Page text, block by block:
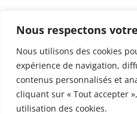
Nous respectons
Nous utilisons des cookies
expérience de navigation,
contenus personnalisés et
cliquant sur « Tout accepter
utilisation des cookies.
https://
Conclusion
Pour untatouage maori à
authentique, contactez